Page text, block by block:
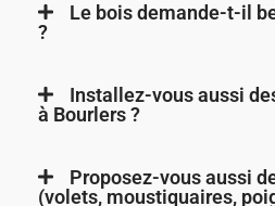
Le bois demande-t-il
?
Installez-vous aussi
à Bourlers ?
Proposez-vous aussi
(volets, moustiquaires,